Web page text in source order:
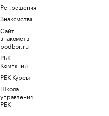
Рег.решения
Знакомства
Сайт
знакомств
podbor.ru
РБК
Компании
РБК Курсы
Школа
управления
РБК